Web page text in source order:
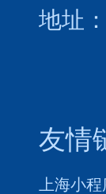
地址
友情
上海小